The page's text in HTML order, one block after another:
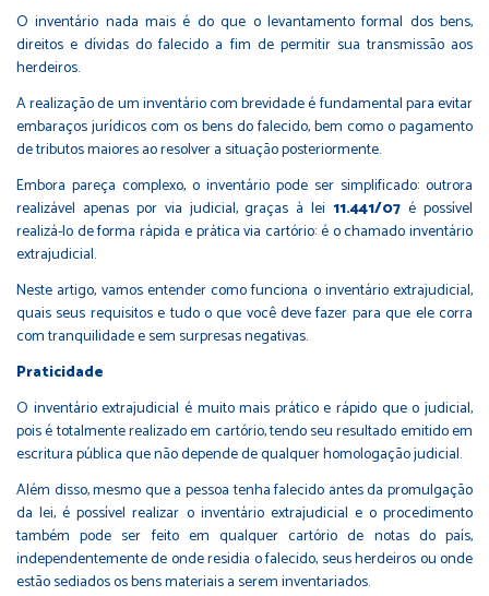
O inventário nada mais é do que o levantamento formal dos bens,
direitos e dívidas do falecido a fim de permitir sua transmissão aos
herdeiros.
A realização de um inventário com brevidade é fundamental para evitar
embaraços jurídicos com os bens do falecido, bem como o pagamento
de tributos maiores ao resolver a situação posteriormente.
Embora pareça complexo, o inventário pode ser simplificado: outrora
realizável apenas por via judicial, graças à lei11.441/07 é possível
realizá-lo de forma rápida e prática via cartório: é o chamado inventário
extrajudicial.
Neste artigo, vamos entender como funciona o inventário extrajudicial,
quais seus requisitos e tudo o que você deve fazer para que ele corra
com tranquilidade e sem surpresas negativas.
Praticidade
O inventário extrajudicial é muito mais prático e rápido que o judicial,
pois é totalmente realizado em cartório, tendo seu resultado emitido em
escritura pública que não depende de qualquer homologação judicial.
Além disso, mesmo que a pessoa tenha falecido antes da promulgação
da lei, é possível realizar o inventário extrajudicial e o procedimento
também pode ser feito em qualquer cartório de notas do país,
independentemente de onde residia o falecido, seus herdeiros ou onde
estão sediados os bens materiais a serem inventariados.